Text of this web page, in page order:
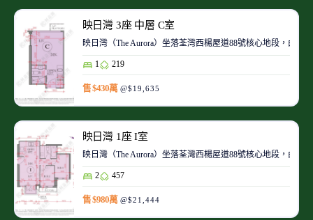
映日灣 3座 中層 C室
映日灣（The Aurora）坐落荃灣西楊屋道88號核心地段，由
1 219
售 $430萬 @$19,635
映日灣 1座 I室
映日灣（The Aurora）坐落荃灣西楊屋道88號核心地段，由
2 457
售 $980萬 @$21,444